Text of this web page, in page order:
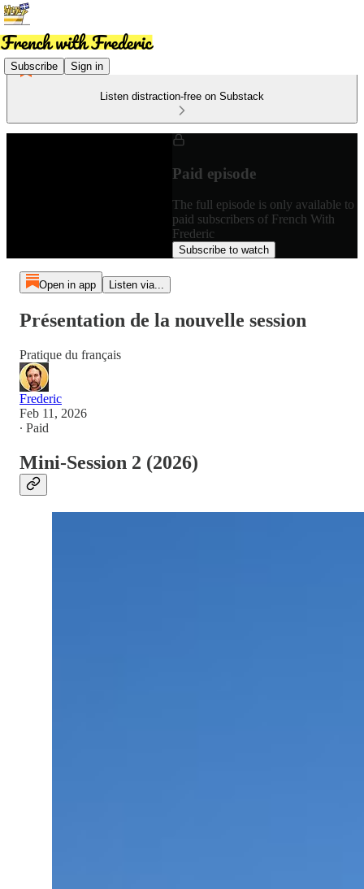
Subscribe Sign in
Listen distraction-free on Substack
Paid episode
The full episode is only available to
paid subscribers of French With
Frederic
Subscribe to watch
Open in app Listen via...
Présentation de la nouvelle session
Pratique du français
Frederic
Feb 11, 2026
∙ Paid
Mini-Session 2 (2026)